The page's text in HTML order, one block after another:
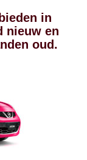
in
nieuw en
oud.